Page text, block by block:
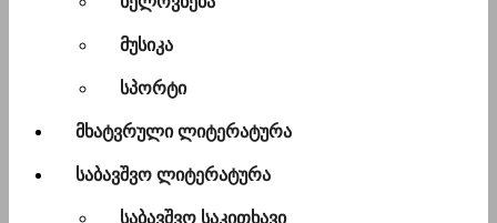
მუსიკა
სპორტი
მხატვრული ლიტერატურა
საბავშვო ლიტერატურა
საბავშვო საკითხავი